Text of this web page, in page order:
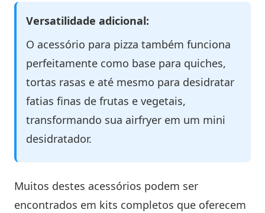
Versatilidade adicional:
O acessório para pizza também funciona
perfeitamente como base para quiches,
tortas rasas e até mesmo para desidratar
fatias finas de frutas e vegetais,
transformando sua airfryer em um mini
desidratador.
Muitos destes acessórios podem ser
encontrados em kits completos que oferecem